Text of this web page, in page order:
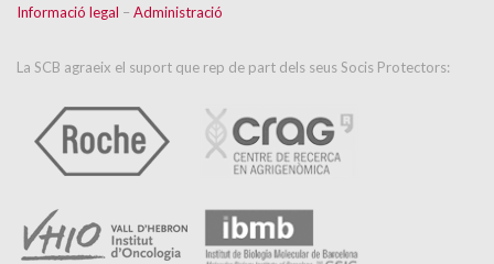
Informació legal – Administració
La SCB agraeix el suport que rep de part dels seus Socis Protectors: